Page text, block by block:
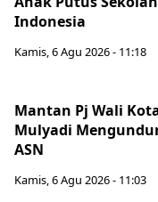
Indonesia
Kamis, 6 Agu 2026 - 11:18
Mantan Pj Wali
Mulyadi
ASN
Kamis, 6 Agu 2026 - 11:03